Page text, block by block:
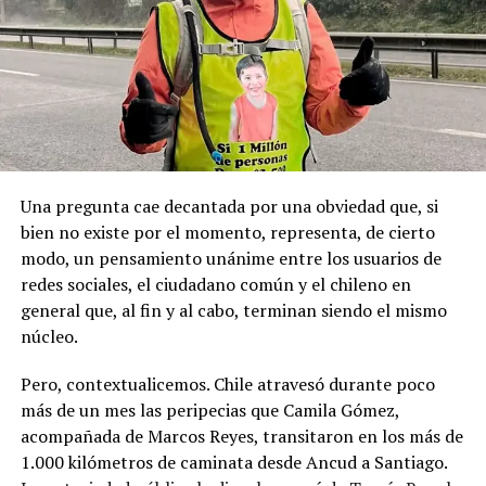
registraron declaraciones públicas de su partido ni
sanciones políticas posteriores.
la Toma de Posesión del Estrecho de Magallanes, donde
el capitán Juan Guillermos y 23 tripulantes a bordo de la
Goleta de Guerra Ancud de la Armada tomaron posesión
de estas tierras patagónicas donde izaron la bandera
nacional declarando este territorio como parte de Chile.
Una pregunta cae decantada por una obviedad que, si
bien no existe por el momento, representa, de cierto
modo, un pensamiento unánime entre los usuarios de
redes sociales, el ciudadano común y el chileno en
general que, al fin y al cabo, terminan siendo el mismo
núcleo.
Pero, contextualicemos. Chile atravesó durante poco
más de un mes las peripecias que Camila Gómez,
acompañada de Marcos Reyes, transitaron en los más de
1.000 kilómetros de caminata desde Ancud a Santiago.